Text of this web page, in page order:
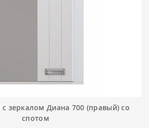
зеркалом Диана 700 (правый) со
спотом